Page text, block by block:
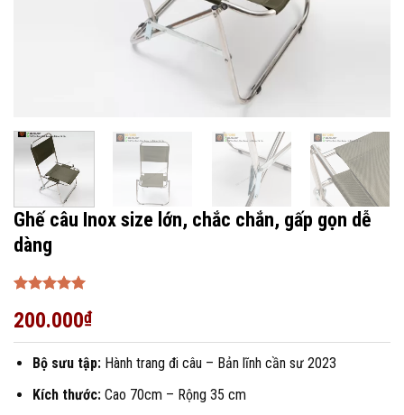
Ghế câu Inox size lớn, chắc chắn, gấp gọn dễ
dàng
hạng 55
200.000₫
Bộ sưu tập:Hành trang đi câu – Bản lĩnh cần sư 2023
Kích thước:Cao 70cm – Rộng 35 cm